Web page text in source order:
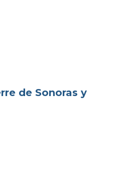
de Sonoras y